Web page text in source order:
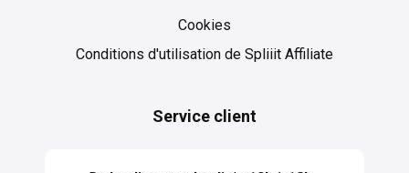
Cookies
Cookies
Conditions d'utilisation de Spliiit Affiliate
Service client